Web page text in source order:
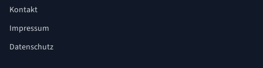
Kontakt
Impressum
Datenschutz